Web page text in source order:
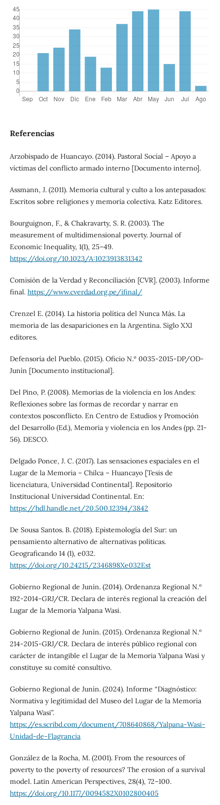
Referencias
Arzobispado de Huancayo. (2014). Pastoral Social – Apoyo a
víctimas del conflicto armado interno [Documento interno].
Assmann, J. (2011). Memoria cultural y culto a los antepasados:
Escritos sobre religiones y memoria colectiva. Katz Editores.
Bourguignon, F., & Chakravarty, S. R. (2003). The
measurement of multidimensional poverty. Journal of
Economic Inequality, 1(1), 25–49.
https://doi.org/10.1023/A:1023913831342
Comisión de la Verdad y Reconciliación [CVR]. (2003). Informe
final. https://www.cverdad.org.pe/ifinal/
Crenzel E. (2014). La historia política del Nunca Más. La
memoria de las desapariciones en la Argentina. Siglo XXI
editores.
Defensoría del Pueblo. (2015). Oficio N.º 0035-2015-DP/OD-
Junín [Documento institucional].
Del Pino, P. (2008). Memorias de la violencia en los Andes:
Reflexiones sobre las formas de recordar y narrar en
contextos posconflicto. En Centro de Estudios y Promoción
del Desarrollo (Ed.), Memoria y violencia en los Andes (pp. 21-
56). DESCO.
Delgado Ponce, J. C. (2017). Las sensaciones espaciales en el
Lugar de la Memoria – Chilca – Huancayo [Tesis de
licenciatura, Universidad Continental]. Repositorio
Institucional Universidad Continental. En:
https://hdl.handle.net/20.500.12394/3842
De Sousa Santos. B. (2018). Epistemología del Sur: un
pensamiento alternativo de alternativas políticas.
Geograficando 14 (1), e032.
https://doi.org/10.24215/2346898Xe032Est
Gobierno Regional de Junín. (2014). Ordenanza Regional N.º
192-2014-GRJ/CR. Declara de interés regional la creación del
Lugar de la Memoria Yalpana Wasi.
Gobierno Regional de Junín. (2015). Ordenanza Regional N.º
214-2015-GRJ/CR. Declara de interés público regional con
carácter de intangible el Lugar de la Memoria Yalpana Wasi y
constituye su comité consultivo.
Gobierno Regional de Junín. (2024). Informe “Diagnóstico:
Normativa y legitimidad del Museo del Lugar de la Memoria
Yalpana Wasi”.
https://es.scribd.com/document/708640868/Yalpana-Wasi-
Unidad-de-Flagrancia
González de la Rocha, M. (2001). From the resources of
poverty to the poverty of resources? The erosion of a survival
model. Latin American Perspectives, 28(4), 72–100.
https://doi.org/10.1177/0094582X0102800405